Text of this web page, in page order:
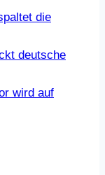
die
deutsche
wird auf